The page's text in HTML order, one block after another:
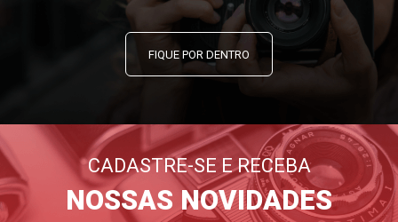
FIQUE POR DENTRO
CADASTRE-SE E RECEBA
NOSSAS NOVIDADES